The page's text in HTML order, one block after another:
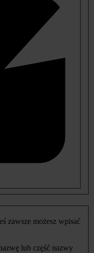
zawsze możesz wpisać
lub część nazwy